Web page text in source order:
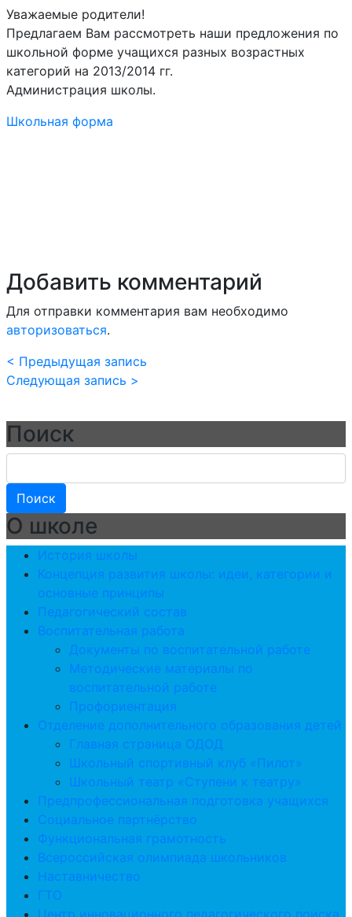
Уважаемые родители!
Предлагаем Вам рассмотреть наши предложения по
школьной форме учащихся разных возрастных
категорий на 2013/2014 гг.
Администрация школы.
Школьная форма
Добавить комментарий
Для отправки комментария вам необходимо
авторизоваться.
< Предыдущая запись
Следующая запись >
Поиск
О школе
История школы
Концепция развития школы: идеи, категории и
основные принципы
Педагогический состав
Воспитательная работа
Документы по воспитательной работе
Методические материалы по
воспитательной работе
Профориентация
Отделение дополнительного образования детей
Главная страница ОДОД
Школьный спортивный клуб «Пилот»
Школьный театр «Ступени к театру»
Предпрофессиональная подготовка учащихся
Социальное партнёрство
Функциональная грамотность
Всероссийская олимпиада школьников
Наставничество
ГТО